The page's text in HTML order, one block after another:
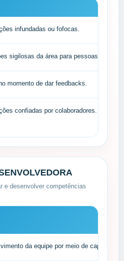
infundadas ou fofocas.
sigilosas da área para pessoas
momento de dar feedbacks.
confiadas por colaboradores.
e desenvolver competências
da equipe por meio de